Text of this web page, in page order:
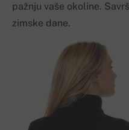
pažnju vaše okoline.
zimske dane.